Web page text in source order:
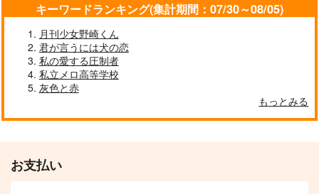
キーワードランキング(集計期間：07/30～08/05)
月刊少女野崎くん
君が言うには犬の恋
私の愛する圧制者
私立メロ高等学校
灰色と赤
もっとみる
お支払い